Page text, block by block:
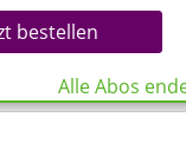
bestellen
Alle Abos